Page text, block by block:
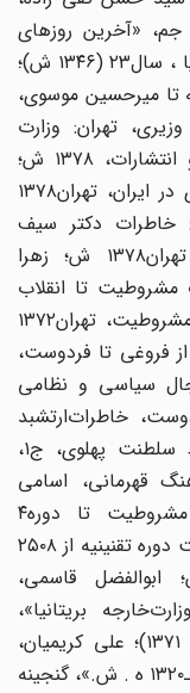
ش‌؛ محمود جم‌، «آخرین‌ روزهای‌
اقامت ‌رضا شاه‌ کبیر در ایران‌»، سالنامه دنیا ، سال‌۲۳ (۱۳۴۶ ش‌)؛
تا میرحسین‌ موسوی‌،
تهران‌: وزارت‌
فرهنگ‌ و ارشاد اسلامی‌، سازمان ‌چاپ ‌و انتشارات‌، ۱۳۷۸ ش‌؛
اسماعیل ‌رائین‌، فراموشخانه‌ و فراماسونری ‌در ایران‌، تهران‌۱۳۷۸
خاطرات ‌دکتر سیف
‌پورفاطمی‌، به ‌کوشش ‌علی ‌دهباشی‌، تهران‌۱۳۷۸ ش‌؛ زهرا
‌تا انقلاب
‌اسلامی‌، ج‌۳: هیأت ‌وزیران‌ایران‌ در عصر مشروطیت‌، تهران‌۱۳۷۲
فروغی ‌تا فردوست‌،
سیاسی ‌و نظامی‌
‌فردوست‌، خاطرات‌ارتشبد
سابق‌ حسین‌فردوست‌، در ظهور و سقوط‌ سلطنت ‌پهلوی‌، ج‌۱،
‌فرهنگ ‌قهرمانی‌، اسامی
‌نمایندگان‌ مجلس ‌شورای ‌ملی‌از آغاز مشروطیت ‌تا دوره۴
قانونگذاری‌ و نمایندگان‌ مجلس ‌سنا در هفت‌ دوره تقنینیه‌ از ۲۵۰۸
تهران‌۱۳۵۶ ش‌؛ ابوالفضل ‌قاسمی‌،
‌بریتانیا»،
آینده‌، سال‌۱۸، ش‌۱ـ۶ (فروردین‌ ـ شهریور ۱۳۷۱)؛ علی‌ کریمیان‌،
«نمونه ‌امضای‌ اعضای‌ هیأت‌ دولت‌: از ۱۲۹۹ـ۱۳۲۰ ه . ش‌.»، گنجینه‌